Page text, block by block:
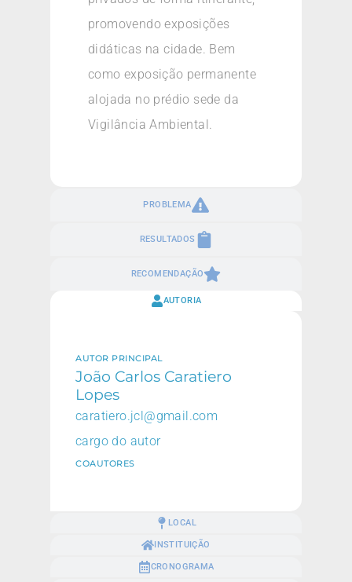
PROBLEMA
RESULTADOS
RECOMENDAÇÃO
promovendo exposições
didáticas na cidade. Bem
como exposição permanente
alojada no prédio sede da
Vigilância Ambiental.
AUTORIA
LOCAL
INSTITUIÇÃO
CRONOGRAMA
AUTOR PRINCIPAL
João Carlos Caratiero
Lopes
caratiero.jcl@gmail.com
cargo do autor
COAUTORES